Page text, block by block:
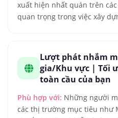
xuất hiện nhất quán trên
quan trọng trong việc xây
Lượt phát nhắm
gia/Khu vực | Tối
toàn cầu của bạn
Phù hợp với: Những người
các thị trường mục tiêu như